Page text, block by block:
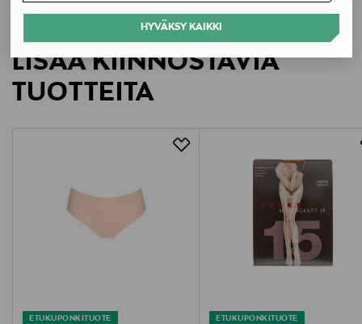
HYVÄKSY KAIKKI
Valmistajan osoite
Chantelle 8-10, Rue de Provigny BP 60137 94234
Avainsanat
alushousut, full brief, korkeavyötäröiset alushousut,
pitsialushousut, mukavat alushousut, Chantelle
LISÄÄ KIINNOSTAVIA
TUOTTEITA
ETUKUPONKITUOTE ETUKUPONKITUOTE